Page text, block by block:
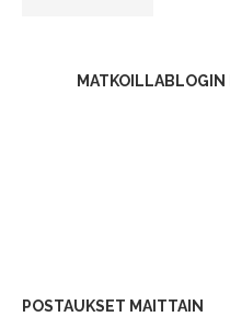
POSTAUKSET MAITTAIN